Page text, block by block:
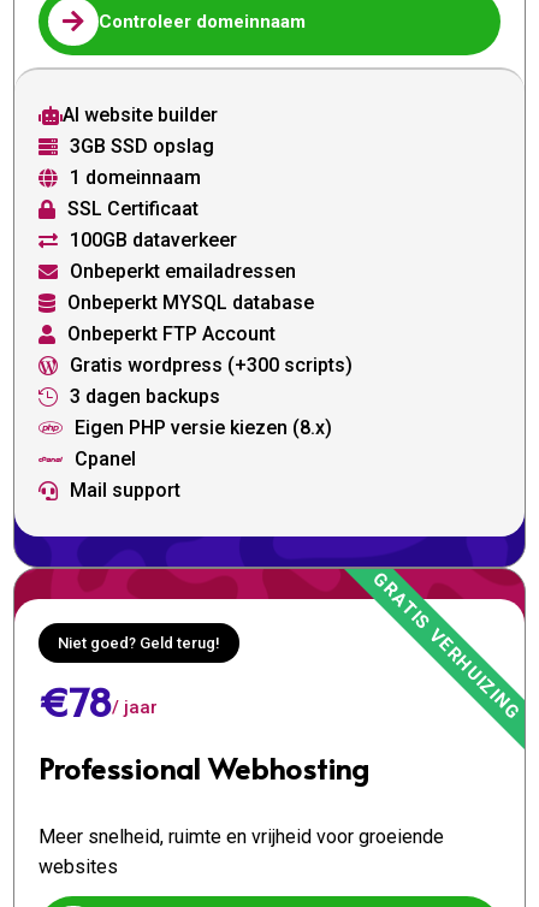
 Controleer domeinnaam
AI website builder
 3GB SSD opslag
 1 domeinnaam
 SSL Certificaat
 100GB dataverkeer
 Onbeperkt emailadressen
 Onbeperkt MYSQL database
 Onbeperkt FTP Account
 Gratis wordpress (+300 scripts)
 3 dagen backups
 Eigen PHP versie kiezen (8.x)
 Cpanel
 Mail support
Niet goed? Geld terug!
€78/ jaar
Professional Webhosting
Meer snelheid, ruimte en vrijheid voor groeiende
websites